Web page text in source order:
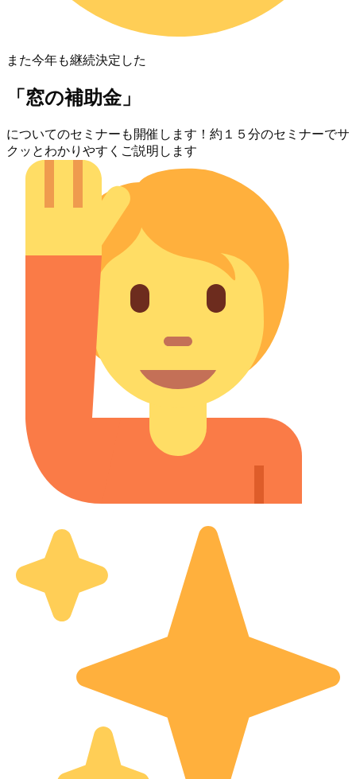
また今年も継続決定した
「窓の補助金」
についてのセミナーも開催します！約１５分のセミナーでサ
クッとわかりやすくご説明します